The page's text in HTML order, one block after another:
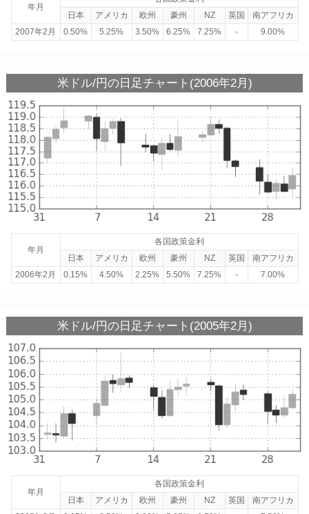
年月
日本
アメリカ 欧州 豪州 NZ 英国
南アフリカ
2007年2月
0.50% 5.25% 3.50% 6.25% 7.25% - 9.00%
米ドル/円の日足チャート(2006年2月)
年月
各国政策金利
日本
アメリカ 欧州 豪州 NZ 英国
南アフリカ
2006年2月
0.15% 4.50% 2.25% 5.50% 7.25% - 7.00%
米ドル/円の日足チャート(2005年2月)
年月
各国政策金利
日本
アメリカ 欧州 豪州 NZ 英国
南アフリカ